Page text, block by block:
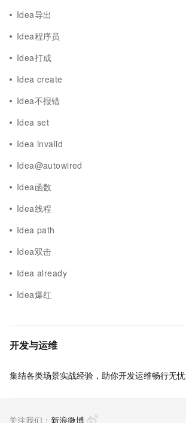
Idea导出
Idea程序员
Idea打成
Idea create
Idea不报错
Idea set
Idea invalid
Idea@autowired
Idea函数
Idea线程
Idea path
Idea双击
Idea already
Idea爆红
开发与运维
集结各类场景实战经验，助你开发运维畅行无忧
关注我们： 新浪微博